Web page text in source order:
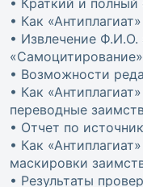
• Краткий и полный
• Как
• Извлечение Ф.И.О.
«Самоцитирование»
• Возможности
• Как
переводные
• Отчет по
• Как
маскировки
• Результаты